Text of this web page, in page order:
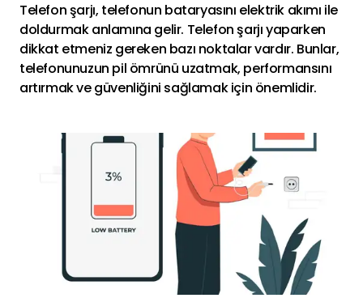
Telefon şarjı, telefonun bataryasını elektrik akımı ile
doldurmak anlamına gelir. Telefon şarjı yaparken
dikkat etmeniz gereken bazı noktalar vardır. Bunlar,
telefonunuzun pil ömrünü uzatmak, performansını
artırmak ve güvenliğini sağlamak için önemlidir.